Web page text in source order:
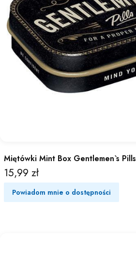
Miętówki Mint Box Gentlemen`s Pills
Cena
15,99 zł
Powiadom mnie o dostępności